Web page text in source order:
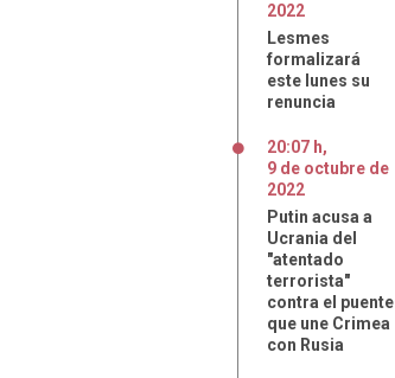
2022
Lesmes
formalizará
este lunes su
renuncia
20:07 h,
9 de octubre de
2022
Putin acusa a
Ucrania del
"atentado
terrorista"
contra el puente
que une Crimea
con Rusia